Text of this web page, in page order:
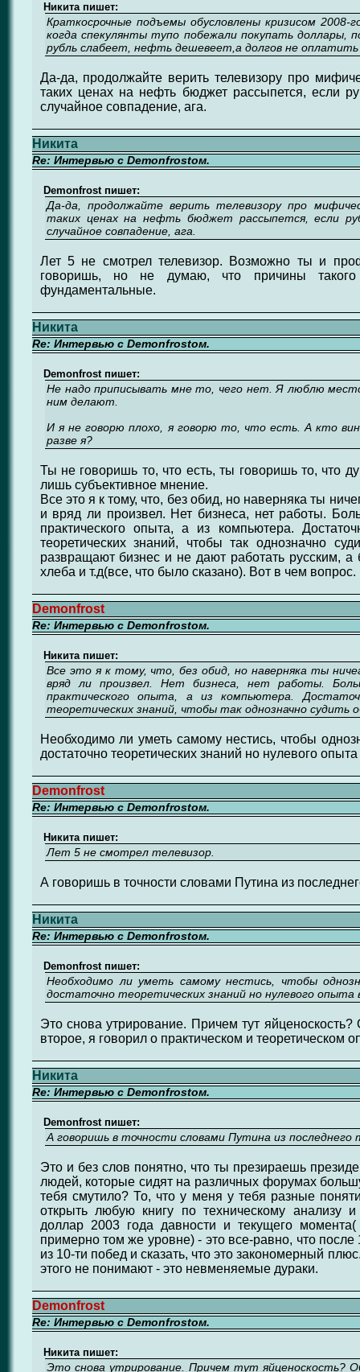
Никита пишет:
Краткосрочные подъемы обусловлены кризисом 2008-
когда спекулянты тупо побежали покупать доллары,
рубль слабеет, нефть дешевеет,а долгов не оплатить
Да-да, продолжайте верить телевизору про
таких ценах на нефть бюджет рассыпется, если
случайное совпадение, ага.
Никита
Re: Интервью с Demonfrostом.
Demonfrost пишет:
Да-да, продолжайте верить телевизору про
таких ценах на нефть бюджет рассыпется, если
случайное совпадение, ага.
Лет 5 не смотрел телевизор. Возможно ты и
говоришь, но не думаю, что причины
фундаментальные.
Никита
Re: Интервью с Demonfrostом.
Demonfrost пишет:
Не надо приписывать мне то, чего нет. Я люблю
ним делают.
И я не говорю плохо, я говорю то, что есть. А кто
разве я?
Ты не говоришь то, что есть, ты говоришь то, что
лишь субъективное мнение.
Все это я к тому, что, без обид, но наверняка ты
и вряд ли произвел. Нет бизнеса, нет работы.
практического опыта, а из компьютера.
теоретических знаний, чтобы так однозначно
развращают бизнес и не дают работать русским, а
хлеба и т.д(все, что было сказано). Вот в чем вопрос.
Demonfrost
Re: Интервью с Demonfrostом.
Никита пишет:
Все это я к тому, что, без обид, но наверняка ты
вряд ли произвел. Нет бизнеса, нет работы.
практического опыта, а из компьютера.
теоретических знаний, чтобы так однозначно судить
Необходимо ли уметь самому нестись, чтобы
достаточно теоретических знаний но нулевого
Demonfrost
Re: Интервью с Demonfrostом.
Никита пишет:
Лет 5 не смотрел телевизор.
А говоришь в точности словами Путина из
Никита
Re: Интервью с Demonfrostом.
Demonfrost пишет:
Необходимо ли уметь самому нестись, чтобы
достаточно теоретических знаний но нулевого опыта
Это снова утрирование. Причем тут
второе, я говорил о практическом и теоретическом
Никита
Re: Интервью с Demonfrostом.
Demonfrost пишет:
А говоришь в точности словами Путина из последнего
Это и без слов понятно, что ты презираешь
людей, которые сидят на различных форумах
тебя смутило? То, что у меня у тебя разные
открыть любую книгу по техническому анализу
доллар 2003 года давности и текущего
примерно том же уровне) - это все-равно, что
из 10-ти побед и сказать, что это закономерный
этого не понимают - это невменяемые дураки.
Demonfrost
Re: Интервью с Demonfrostом.
Никита пишет:
Это снова утрирование. Причем тут яйценоскость?